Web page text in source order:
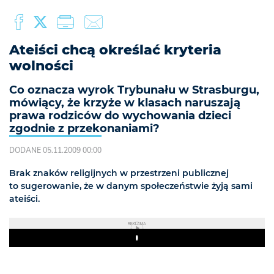
Ateiści chcą określać kryteria
wolności
Co oznacza wyrok Trybunału w Strasburgu,
mówiący, że krzyże w klasach naruszają
prawa rodziców do wychowania dzieci
zgodnie z przekonaniami?
DODANE 05.11.2009 00:00
Brak znaków religijnych w przestrzeni publicznej
to sugerowanie, że w danym społeczeństwie żyją sami
ateiści.
REKLAMA
Play